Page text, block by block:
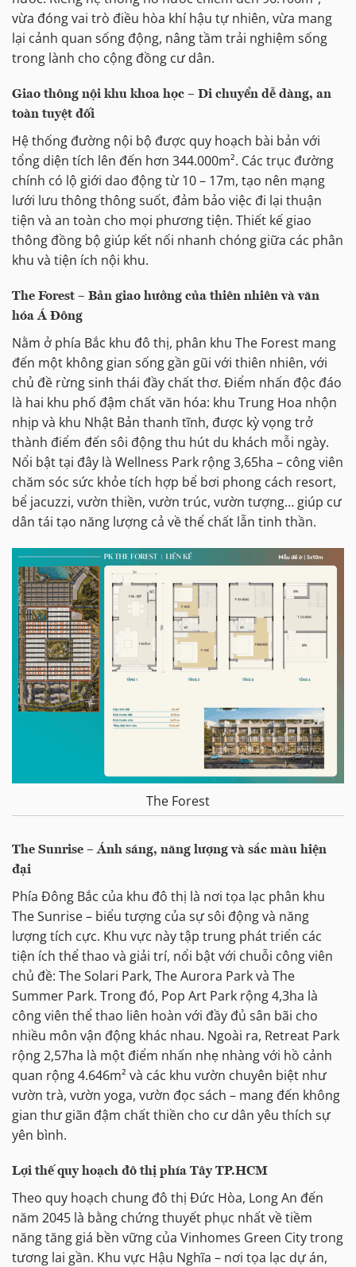
vừa đóng vai trò điều hòa khí hậu tự nhiên, vừa mang
lại cảnh quan sống động, nâng tầm trải nghiệm sống
trong lành cho cộng đồng cư dân.
Giao thông nội khu khoa học – Di chuyển dễ dàng, an
toàn tuyệt đối
Hệ thống đường nội bộ được quy hoạch bài bản với
tổng diện tích lên đến hơn 344.000m². Các trục đường
chính có lộ giới dao động từ 10 – 17m, tạo nên mạng
lưới lưu thông thông suốt, đảm bảo việc đi lại thuận
tiện và an toàn cho mọi phương tiện. Thiết kế giao
thông đồng bộ giúp kết nối nhanh chóng giữa các phân
khu và tiện ích nội khu.
The Forest – Bản giao hưởng của thiên nhiên và văn
hóa Á Đông
Nằm ở phía Bắc khu đô thị, phân khu The Forest mang
đến một không gian sống gần gũi với thiên nhiên, với
chủ đề rừng sinh thái đầy chất thơ. Điểm nhấn độc đáo
là hai khu phố đậm chất văn hóa: khu Trung Hoa nhộn
nhịp và khu Nhật Bản thanh tĩnh, được kỳ vọng trở
thành điểm đến sôi động thu hút du khách mỗi ngày.
Nổi bật tại đây là Wellness Park rộng 3,65ha – công viên
chăm sóc sức khỏe tích hợp bể bơi phong cách resort,
bể jacuzzi, vườn thiền, vườn trúc, vườn tượng… giúp cư
dân tái tạo năng lượng cả về thể chất lẫn tinh thần.
The Forest
The Sunrise – Ánh sáng, năng lượng và sắc màu hiện
đại
Phía Đông Bắc của khu đô thị là nơi tọa lạc phân khu
The Sunrise – biểu tượng của sự sôi động và năng
lượng tích cực. Khu vực này tập trung phát triển các
tiện ích thể thao và giải trí, nổi bật với chuỗi công viên
chủ đề: The Solari Park, The Aurora Park và The
Summer Park. Trong đó, Pop Art Park rộng 4,3ha là
công viên thể thao liên hoàn với đầy đủ sân bãi cho
nhiều môn vận động khác nhau. Ngoài ra, Retreat Park
rộng 2,57ha là một điểm nhấn nhẹ nhàng với hồ cảnh
quan rộng 4.646m² và các khu vườn chuyên biệt như
vườn trà, vườn yoga, vườn đọc sách – mang đến không
gian thư giãn đậm chất thiền cho cư dân yêu thích sự
yên bình.
Lợi thế quy hoạch đô thị phía Tây TP.HCM
Theo quy hoạch chung đô thị Đức Hòa, Long An đến
năm 2045 là bằng chứng thuyết phục nhất về tiềm
năng tăng giá bền vững của Vinhomes Green City trong
tương lai gần. Khu vực Hậu Nghĩa – nơi tọa lạc dự án,